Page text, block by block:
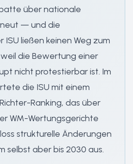
über nationale
— und die
ISU ließen keinen Weg zum
die Bewertung einer
nicht protestierbar ist. Im
die ISU mit einem
Ranking, das über
WM-Wertungsgerichte
strukturelle Änderungen
selbst aber bis 2030 aus.